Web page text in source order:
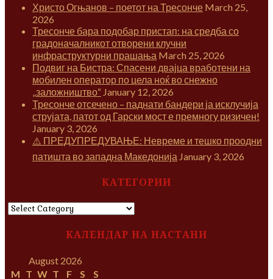
Христо Огњанов – поетот на Тресонче March 25,
2026
Тресонче бара подобар пристап: на средба со
градоначалникот отворени клучни
инфраструктурни прашања March 25, 2026
Подвиг на Бистра: Спасени двајца вработени на
мобилен оператор по цела ноќ во снежно
„заложништво“ January 12, 2026
Тресонче отсечено – паднати бандери ја исклучија
струјата, патот од Гарски мост е премногу ризичен!
January 3, 2026
⚠️ ПРЕДУПРЕДУВАЊЕ: Невреме и тешко проодни
патишта во западна Македонија January 3, 2026
КАТЕГОРИИ
КАТЕГОРИИ
КАЛЕНДАР НА НАСТАНИ
August 2026
M T W T F S
S